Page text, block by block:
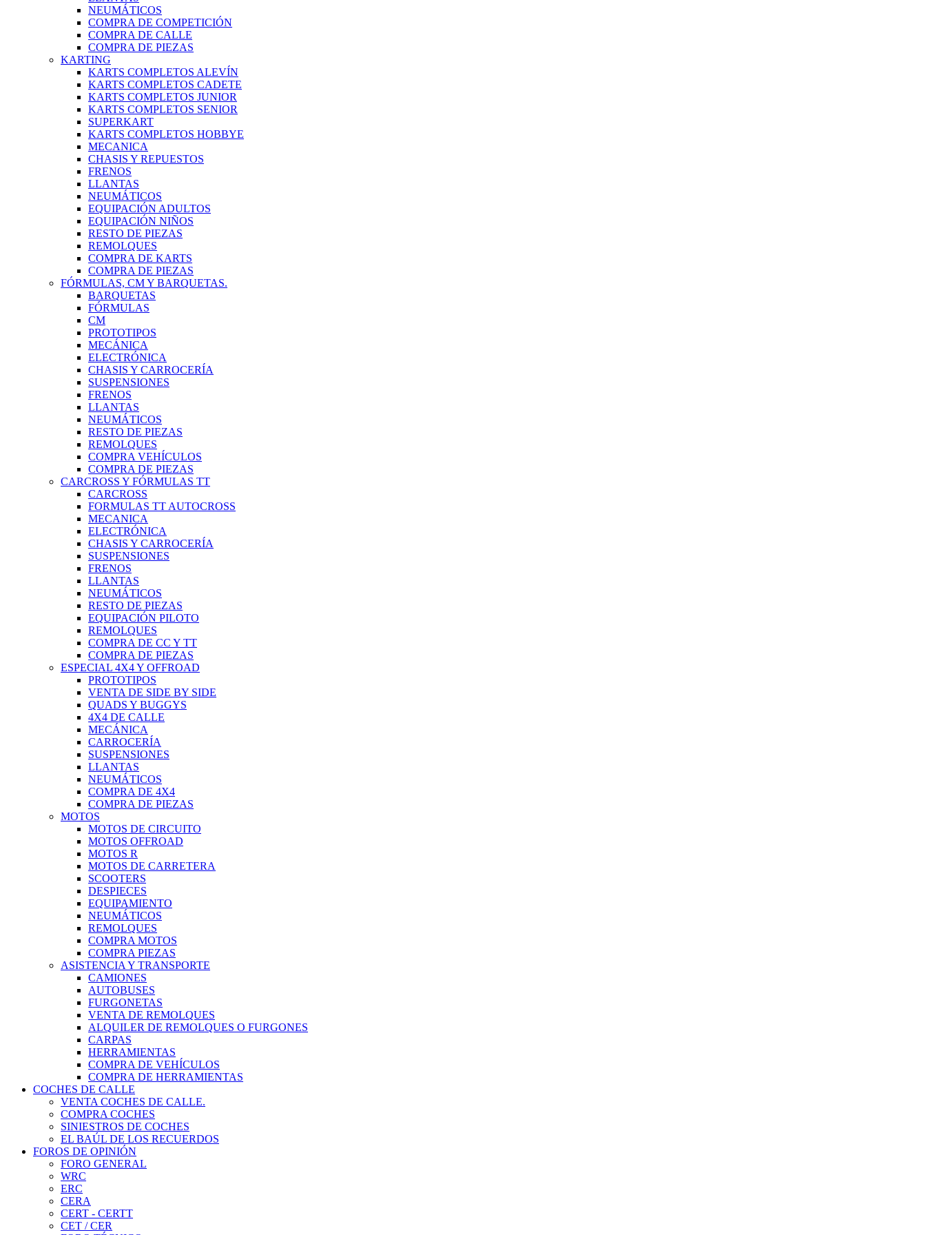
NEUMÁTICOS
COMPRA DE COMPETICIÓN
COMPRA DE CALLE
COMPRA DE PIEZAS
KARTING
KARTS COMPLETOS ALEVÍN
KARTS COMPLETOS CADETE
KARTS COMPLETOS JUNIOR
KARTS COMPLETOS SENIOR
SUPERKART
KARTS COMPLETOS HOBBYE
MECANICA
CHASIS Y REPUESTOS
FRENOS
LLANTAS
NEUMÁTICOS
EQUIPACIÓN ADULTOS
EQUIPACIÓN NIÑOS
RESTO DE PIEZAS
REMOLQUES
COMPRA DE KARTS
COMPRA DE PIEZAS
FÓRMULAS, CM Y BARQUETAS.
BARQUETAS
FÓRMULAS
CM
PROTOTIPOS
MECÁNICA
ELECTRÓNICA
CHASIS Y CARROCERÍA
SUSPENSIONES
FRENOS
LLANTAS
NEUMÁTICOS
RESTO DE PIEZAS
REMOLQUES
COMPRA VEHÍCULOS
COMPRA DE PIEZAS
CARCROSS Y FÓRMULAS TT
CARCROSS
FORMULAS TT AUTOCROSS
MECANICA
ELECTRÓNICA
CHASIS Y CARROCERÍA
SUSPENSIONES
FRENOS
LLANTAS
NEUMÁTICOS
RESTO DE PIEZAS
EQUIPACIÓN PILOTO
REMOLQUES
COMPRA DE CC Y TT
COMPRA DE PIEZAS
ESPECIAL 4X4 Y OFFROAD
PROTOTIPOS
VENTA DE SIDE BY SIDE
QUADS Y BUGGYS
4X4 DE CALLE
MECÁNICA
CARROCERÍA
SUSPENSIONES
LLANTAS
NEUMÁTICOS
COMPRA DE 4X4
COMPRA DE PIEZAS
MOTOS
MOTOS DE CIRCUITO
MOTOS OFFROAD
MOTOS R
MOTOS DE CARRETERA
SCOOTERS
DESPIECES
EQUIPAMIENTO
NEUMÁTICOS
REMOLQUES
COMPRA MOTOS
COMPRA PIEZAS
ASISTENCIA Y TRANSPORTE
CAMIONES
AUTOBUSES
FURGONETAS
VENTA DE REMOLQUES
ALQUILER DE REMOLQUES O FURGONES
CARPAS
HERRAMIENTAS
COMPRA DE VEHÍCULOS
COMPRA DE HERRAMIENTAS
COCHES DE CALLE
VENTA COCHES DE CALLE.
COMPRA COCHES
SINIESTROS DE COCHES
EL BAÚL DE LOS RECUERDOS
FOROS DE OPINIÓN
FORO GENERAL
WRC
ERC
CERA
CERT - CERTT
CET / CER